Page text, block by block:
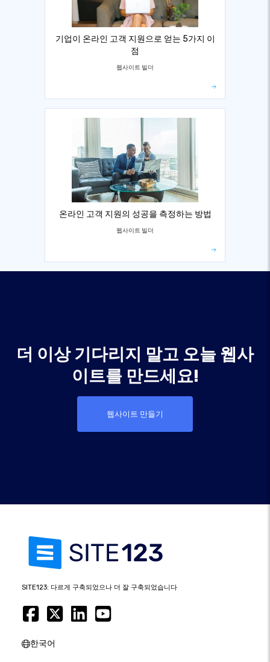
기업이 온라인 고객 지원으로 얻는 5가지 이
점
웹사이트 빌더
온라인 고객 지원의 성공을 측정하는 방법
웹사이트 빌더
더 이상 기다리지 말고 오늘 웹사
이트를 만드세요!
웹사이트 만들기
SITE123: 다르게 구축되었으나 더 잘 구축되었습니다
한국어